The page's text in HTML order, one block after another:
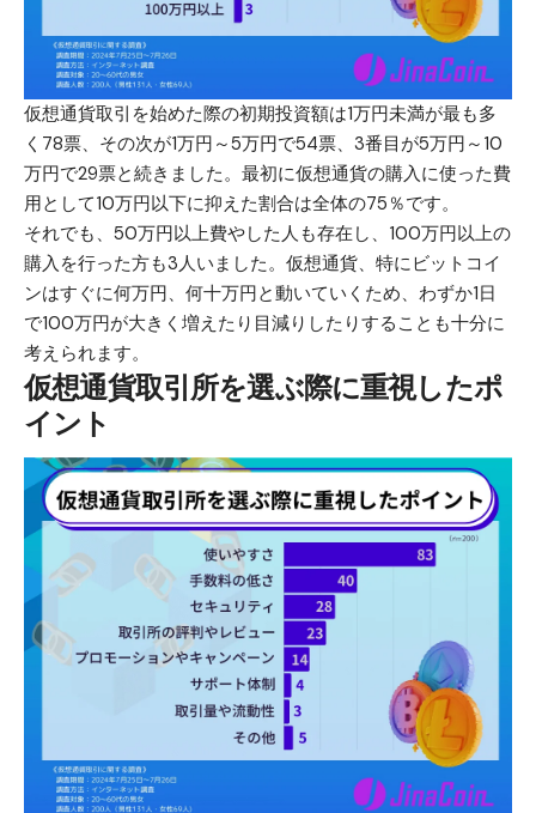
仮想通貨取引を始めた際の初期投資額は1万円未満が最も多
く78票、その次が1万円～5万円で54票、3番目が5万円～10
万円で29票と続きました。最初に仮想通貨の購入に使った費
用として10万円以下に抑えた割合は全体の75％です。
それでも、50万円以上費やした人も存在し、100万円以上の
購入を行った方も3人いました。仮想通貨、特にビットコイ
ンはすぐに何万円、何十万円と動いていくため、わずか1日
で100万円が大きく増えたり目減りしたりすることも十分に
考えられます。
仮想通貨取引所を選ぶ際に重視したポ
イント